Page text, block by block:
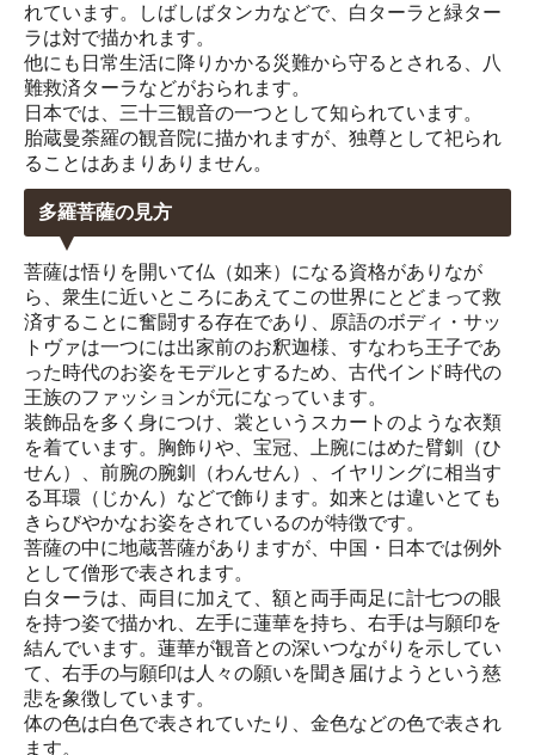
れています。しばしばタンカなどで、白ターラと緑ター
ラは対で描かれます。
他にも日常生活に降りかかる災難から守るとされる、八
難救済ターラなどがおられます。
日本では、三十三観音の一つとして知られています。
胎蔵曼荼羅の観音院に描かれますが、独尊として祀られ
ることはあまりありません。
多羅菩薩の見方
菩薩は悟りを開いて仏（如来）になる資格がありなが
ら、衆生に近いところにあえてこの世界にとどまって救
済することに奮闘する存在であり、原語のボディ・サッ
トヴァは一つには出家前のお釈迦様、すなわち王子であ
った時代のお姿をモデルとするため、古代インド時代の
王族のファッションが元になっています。
装飾品を多く身につけ、裳というスカートのような衣類
を着ています。胸飾りや、宝冠、上腕にはめた臂釧（ひ
せん）、前腕の腕釧（わんせん）、イヤリングに相当す
る耳環（じかん）などで飾ります。如来とは違いとても
きらびやかなお姿をされているのが特徴です。
菩薩の中に地蔵菩薩がありますが、中国・日本では例外
として僧形で表されます。
白ターラは、両目に加えて、額と両手両足に計七つの眼
を持つ姿で描かれ、左手に蓮華を持ち、右手は与願印を
結んでいます。蓮華が観音との深いつながりを示してい
て、右手の与願印は人々の願いを聞き届けようという慈
悲を象徴しています。
体の色は白色で表されていたり、金色などの色で表され
ます。